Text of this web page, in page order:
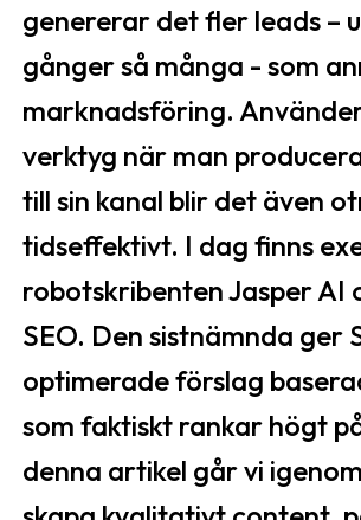
genererar det fler leads –
gånger så många - som
marknadsföring.
verktyg när man
till sin kanal blir det även
tidseffektivt. I dag finns
robotskribenten Jasper AI
SEO. Den sistnämnda ger
optimerade förslag
som faktiskt rankar högt
denna artikel går vi